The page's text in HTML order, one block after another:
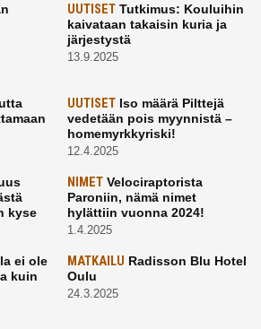
UUTISETTutkimus: Kouluihin
kaivataan takaisin kuria ja
järjestystä
13.9.2025
UUTISETIso määrä Pilttejä
vedetään pois myynnistä –
homemyrkkyriski!
12.4.2025
kyse
NIMETVelociraptorista
Paroniin, nämä nimet
hylättiin vuonna 2024!
1.4.2025
ei ole
kuin
MATKAILU Radisson Blu Hotel
Oulu
24.3.2025